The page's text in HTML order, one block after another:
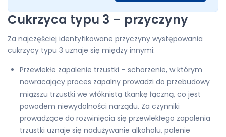
Cukrzyca typu 3 – przyczyny
Za najczęściej identyfikowane przyczyny występowania
cukrzycy typu 3 uznaje się między innymi:
Przewlekłe zapalenie trzustki – schorzenie, w którym
nawracający proces zapalny prowadzi do przebudowy
miąższu trzustki we włóknistą tkankę łączną, co jest
powodem niewydolności narządu. Za czynniki
prowadzące do rozwinięcia się przewlekłego zapalenia
trzustki uznaje się nadużywanie alkoholu, palenie